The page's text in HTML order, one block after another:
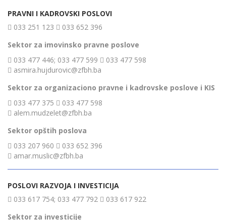
PRAVNI I KADROVSKI POSLOVI
033 251 123
033 652 396
Sektor za imovinsko pravne poslove
033 477 446; 033 477 599
033 477 598
asmira.hujdurovic@zfbh.ba
Sektor za organizaciono pravne i kadrovske poslove i KIS
033 477 375
033 477 598
alem.mudzelet@zfbh.ba
Sektor opštih poslova
033 207 960
033 652 396
amar.muslic@zfbh.ba
POSLOVI RAZVOJA I INVESTICIJA
033 617 754; 033 477 792
033 617 922
Sektor za investicije